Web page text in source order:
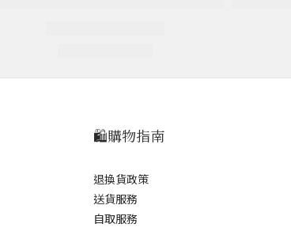
🛍️購物指南
退換貨政策
送貨服務
自取服務